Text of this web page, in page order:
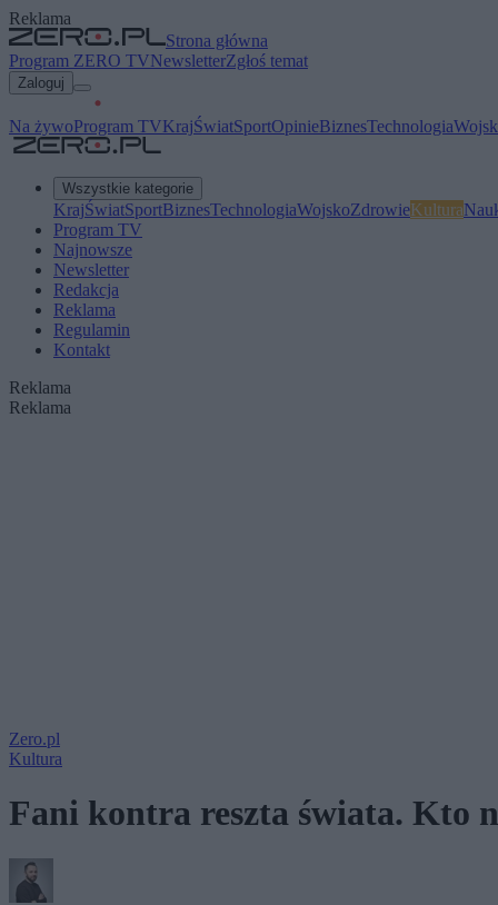
Reklama
Strona główna
Program ZERO TVNewsletterZgłoś temat
Zaloguj
Na żywoProgram TVKrajŚwiatSportOpinieBiznesTechnologia
Wszystkie kategorie
KrajŚwiatSportBiznesTechnologiaWojskoZdrowieKultura
Program TV
Najnowsze
Newsletter
Redakcja
Reklama
Regulamin
Kontakt
Reklama
Reklama
Zero.pl
Kultura
Fani kontra reszta świata. Kto